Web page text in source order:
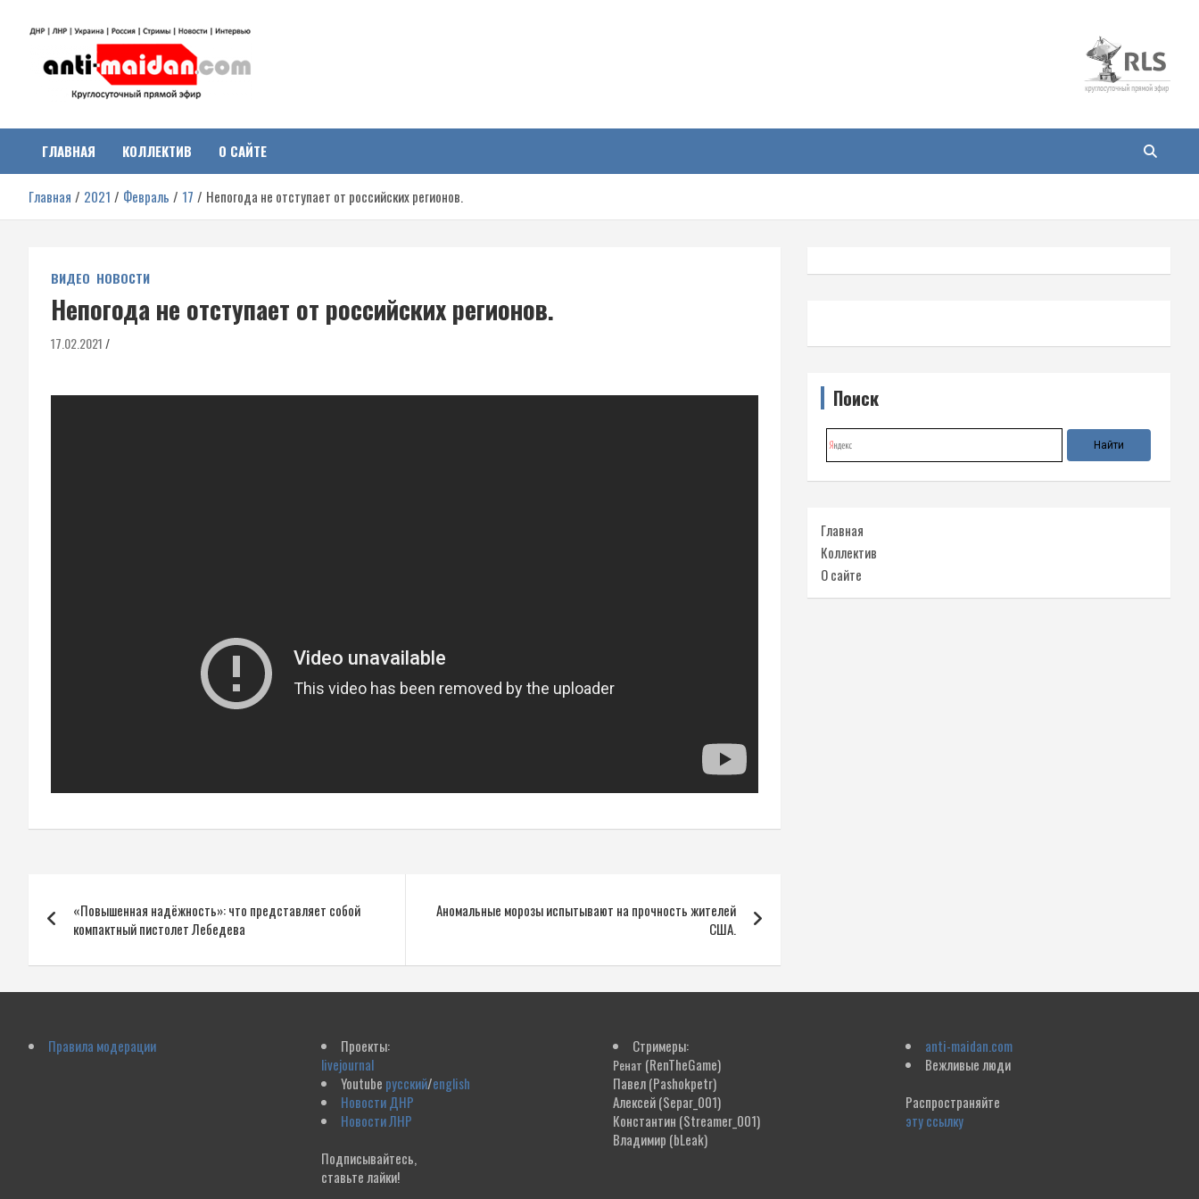
Антимайдан:
Гражданская война на
Украине
о гражданской войне на Украине, включая события в Новороссии,
ДНР, ЛНР и других регионах.
ГЛАВНАЯ КОЛЛЕКТИВ О САЙТЕ
Главная 2021 Февраль 17 Непогода не отступает от российских регионов.
ВИДЕО НОВОСТИ
Непогода не отступает от российских регионов.
17.02.2021
по
записям
«Повышенная надёжность»: что представляет собой
компактный пистолет Лебедева
Аномальные морозы испытывают на прочность жителей
США.
Поиск
Главная
Коллектив
О сайте
Правила модерации
Проекты:
livejournal
Youtube русский/english
Новости ДНР
Новости ЛНР
Подписывайтесь,
ставьте лайки!
Стримеры:
Ренат (RenTheGame)
Павел(Pashokpetr)
Алексей(Separ_001)
Константин (Streamer_001)
Владимир (bLeak)
anti-maidan.com
Вежливые люди
Распространяйте
эту ссылку